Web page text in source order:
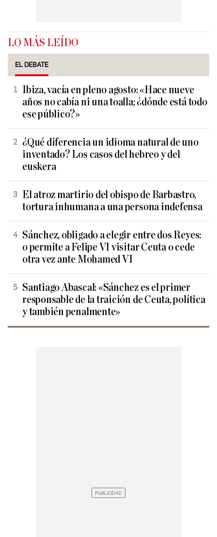
LO MÁS LEÍDO
EL DEBATE
Ibiza, vacía en pleno agosto: «Hace nueve
años no cabía ni una toalla; ¿dónde está todo
ese público?»
¿Qué diferencia un idioma natural de uno
inventado? Los casos del hebreo y del
euskera
El atroz martirio del obispo de Barbastro,
tortura inhumana a una persona indefensa
Sánchez, obligado a elegir entre dos Reyes:
o permite a Felipe VI visitar Ceuta o cede
otra vez ante Mohamed VI
Santiago Abascal: «Sánchez es el primer
responsable de la traición de Ceuta, política
y también penalmente»